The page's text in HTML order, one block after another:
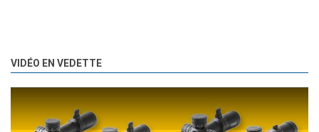
VIDÉO EN VEDETTE